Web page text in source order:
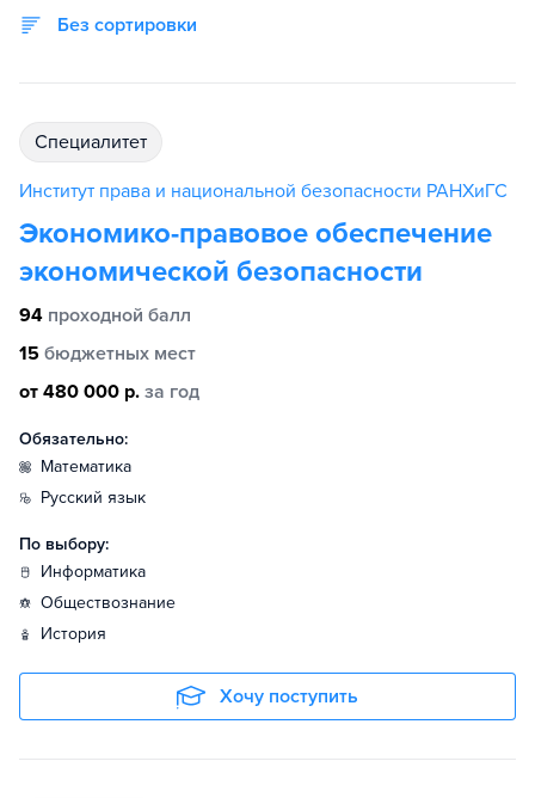
Без сортировки
специалитет
Институт права и национальной безопасности РАНХиГС
Экономико-правовое обеспечение
экономической безопасности
94 проходной балл
15 бюджетных мест
от 480 000 р. за год
Обязательно:
математика
русский язык
По выбору:
информатика
обществознание
история
Хочу поступить